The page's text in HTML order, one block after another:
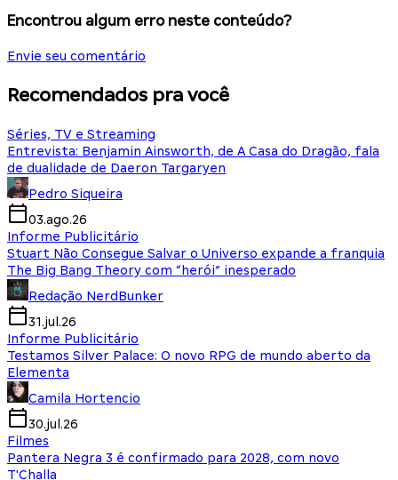
Encontrou algum erro neste conteúdo?
Envie seu comentário
Recomendados pra você
Séries, TV e Streaming
Entrevista: Benjamin Ainsworth, de A Casa do Dragão, fala
de dualidade de Daeron Targaryen
Pedro Siqueira
03.ago.26
Informe Publicitário
Stuart Não Consegue Salvar o Universo expande a franquia
The Big Bang Theory com “herói” inesperado
Redação NerdBunker
31.jul.26
Informe Publicitário
Testamos Silver Palace: O novo RPG de mundo aberto da
Elementa
Camila Hortencio
30.jul.26
Filmes
Pantera Negra 3 é confirmado para 2028, com novo
T'Challa